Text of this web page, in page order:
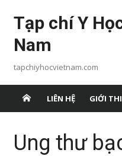
Tạp chí Y
Nam
tapchiyhocvietnam.com
LIÊN HỆ GIỚI
Ung thư